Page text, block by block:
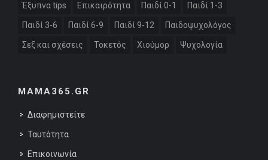
Έξυπνα tips Επικαιρότητα Παιδί 0-1 Παιδί 1-3
Παιδί 3-6 Παιδί 6-9 Παιδί 9-12 Παιδοψυχολόγος
Σεξ και σχέσεις Τοκετός Χιούμορ Ψυχολογία
MAMA365.GR
Διαφημιστείτε
Ταυτότητα
Επικοινωνία